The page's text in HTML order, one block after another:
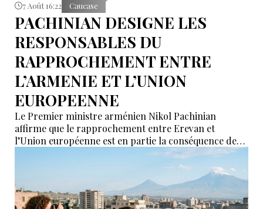
7 Août 16:22 Caucase
PACHINIAN DESIGNE LES
RESPONSABLES DU
RAPPROCHEMENT ENTRE
L’ARMENIE ET L’UNION
EUROPEENNE
Le Premier ministre arménien Nikol Pachinian
affirme que le rapprochement entre Erevan et
l’Union européenne est en partie la conséquence des
déclarations de certains partenaires de l’Union
économique eurasiatique (UEEA), qui auraient affirmé
que l’Arménie « n’était nécessaire à personne ». Selon
lui, ces propos ont poussé Erevan à rechercher de
nouvelles alternatives économiques et diplomatiques.